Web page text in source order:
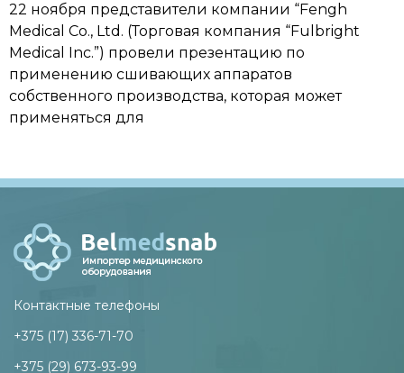
22 ноября представители компании “Fengh
Medical Co., Ltd. (Торговая компания “Fulbright
Medical Inc.”) провели презентацию по
применению сшивающих аппаратов
собственного производства, которая может
применяться для
Контактные телефоны
+375 (17) 336-71-70
+375 (29) 673-93-99